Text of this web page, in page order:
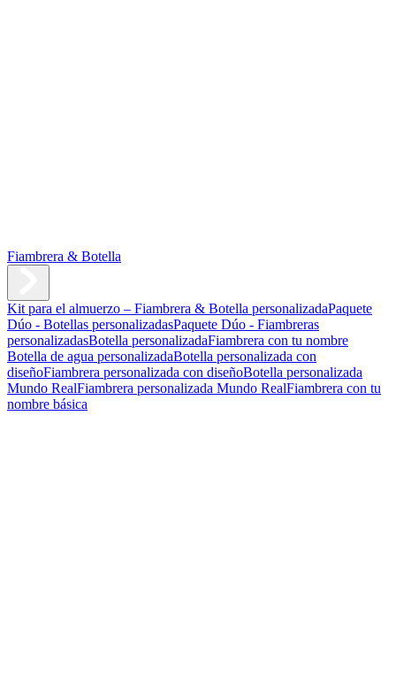
Fiambrera & Botella
Kit para el almuerzo – Fiambrera & Botella personalizadaPaquete
Dúo - Botellas personalizadasPaquete Dúo - Fiambreras
personalizadasBotella personalizadaFiambrera con tu nombre
Botella de agua personalizadaBotella personalizada con
diseñoFiambrera personalizada con diseñoBotella personalizada
Mundo RealFiambrera personalizada Mundo RealFiambrera con tu
nombre básica